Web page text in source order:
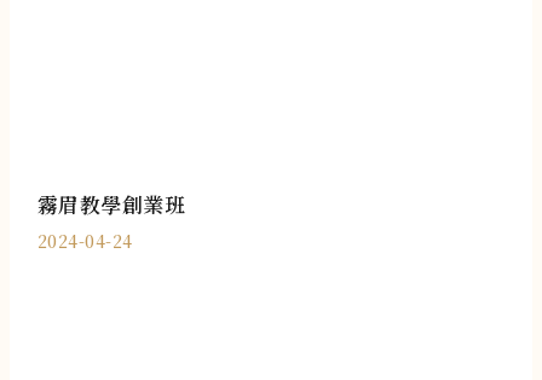
霧眉教學創業班
2024-04-24